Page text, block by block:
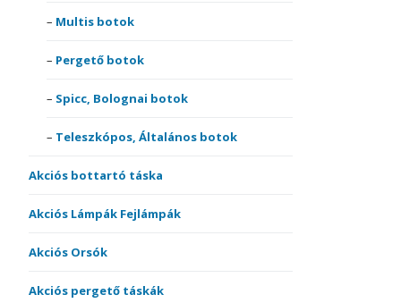
Multis botok
Pergető botok
Spicc, Bolognai botok
Teleszkópos, Általános botok
Akciós bottartó táska
Akciós Lámpák Fejlámpák
Akciós Orsók
Akciós pergető táskák